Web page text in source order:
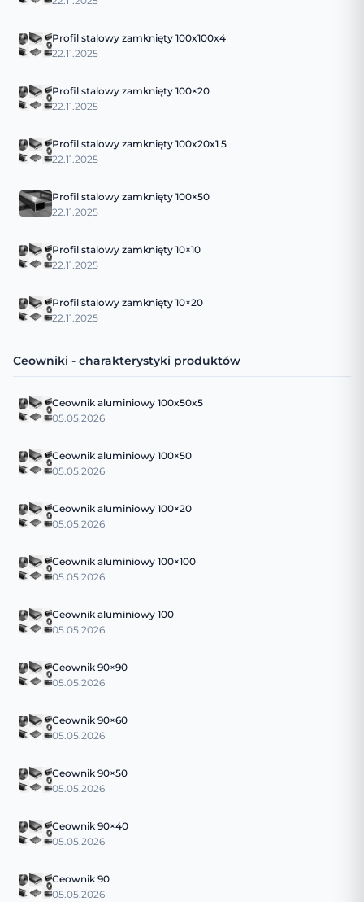
Profil stalowy zamknięty 100x100x4
22.11.2025
Profil stalowy zamknięty 100×20
22.11.2025
Profil stalowy zamknięty 100x20x1 5
22.11.2025
Profil stalowy zamknięty 100×50
22.11.2025
Profil stalowy zamknięty 10×10
22.11.2025
Profil stalowy zamknięty 10×20
22.11.2025
Ceowniki - charakterystyki produktów
Ceownik aluminiowy 100x50x5
05.05.2026
Ceownik aluminiowy 100×50
05.05.2026
Ceownik aluminiowy 100×20
05.05.2026
Ceownik aluminiowy 100×100
05.05.2026
Ceownik aluminiowy 100
05.05.2026
Ceownik 90×90
05.05.2026
Ceownik 90×60
05.05.2026
Ceownik 90×50
05.05.2026
Ceownik 90×40
05.05.2026
Ceownik 90
05.05.2026